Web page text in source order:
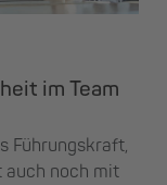
im Team
Führungskraft,
auch noch mit